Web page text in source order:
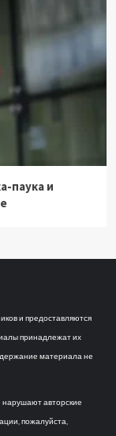
паука и
и предоставляются
принадлежат их
материала не
авторские
пожалуйста,